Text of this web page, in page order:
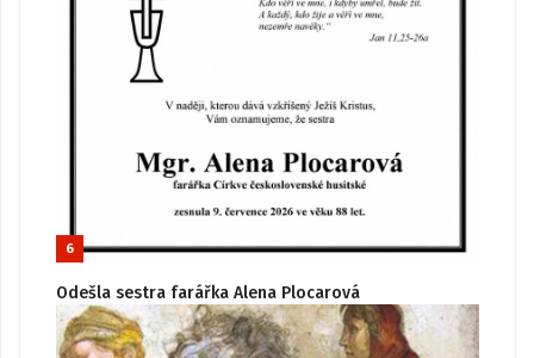
6
Odešla sestra farářka Alena Plocarová